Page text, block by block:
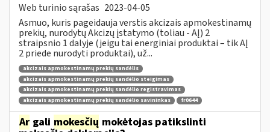
Web turinio sąrašas 2023-04-05
Asmuo, kuris pageidauja verstis akcizais apmokestinamų
prekių, nurodytų Akcizų įstatymo (toliau - AĮ) 2
straipsnio 1 dalyje (jeigu tai energiniai produktai – tik AĮ
2 priede nurodyti produktai), už...
akcizais apmokestinamų prekių sandėlis
akcizais apmokestinamų prekių sandėlio steigimas
akcizais apmokestinamų prekių sandėlio registravimas
akcizais apmokestinamų prekių sandėlio savininkas
fr0644
Ar gali mokesčių mokėtojas patikslinti